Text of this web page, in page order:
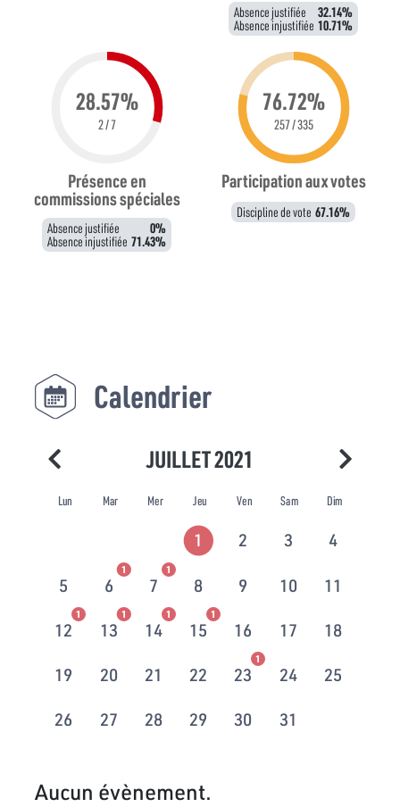
Absence justifiée 32.14%
Absence injustifiée 10.71%
28.57%
2 / 7
Présence en
commissions spéciales
Absence justifiée 0%
Absence injustifiée 71.43%
76.72%
257 / 335
Participation aux votes
Discipline de vote 67.16%
Calendrier
JUILLET 2021
Lun Mar Mer Jeu Ven Sam Dim
1 2 3 4
5 6
1
7
1
8 9 10 11
12
1
13
1
14
1
15
1
16 17 18
19 20 21 22 23
1
24 25
26 27 28 29 30 31
Aucun évènement.